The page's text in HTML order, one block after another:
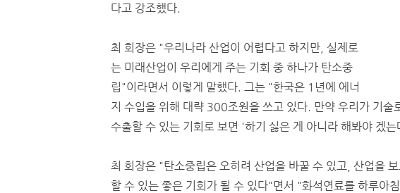
다고 강조했다.
최 회장은 "우리나라 산업이 어렵다고 하지만, 실제로
는 미래산업이 우리에게 주는 기회 중 하나가 탄소중
립"이라면서 이렇게 말했다. 그는 "한국은 1년에 에너
지 수입을 위해 대략 300조원을 쓰고 있다. 만약 우리가 기
수출할 수 있는 기회로 보면 '하기 싫은 게 아니라 해봐야 겠
최 회장은 "탄소중립은 오히려 산업을 바꿀 수 있고, 산업을
할 수 있는 좋은 기회가 될 수 있다"면서 "화석연료를 하루아